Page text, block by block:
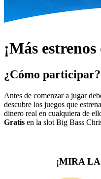
¡Más
¿Cómo participar?
Antes de comenzar a jugar
descubre los juegos que
dinero real en cualquiera de
Gratis en la slot Big Bass
¡MIRA